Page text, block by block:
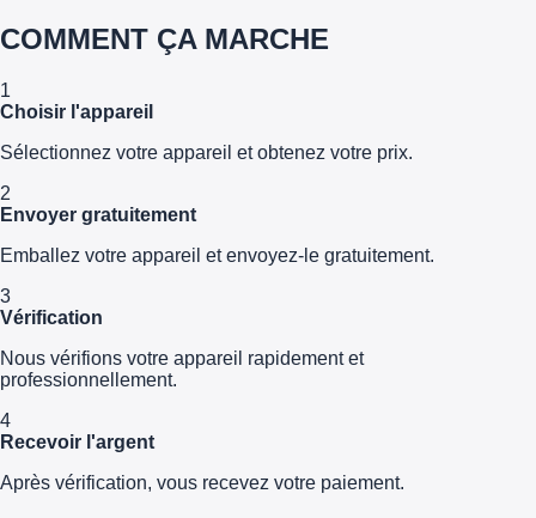
COMMENT ÇA MARCHE
1
Choisir l'appareil
Sélectionnez votre appareil et obtenez votre prix.
2
Envoyer gratuitement
Emballez votre appareil et envoyez-le gratuitement.
3
Vérification
Nous vérifions votre appareil rapidement et
professionnellement.
4
Recevoir l'argent
Après vérification, vous recevez votre paiement.